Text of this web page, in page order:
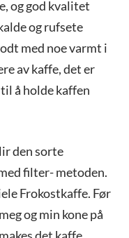
og god kvalitet
og rufsete
med noe varmt i
av kaffe, det er
å holde kaffen
den sorte
filter- metoden.
Frokostkaffe. Før
og min kone på